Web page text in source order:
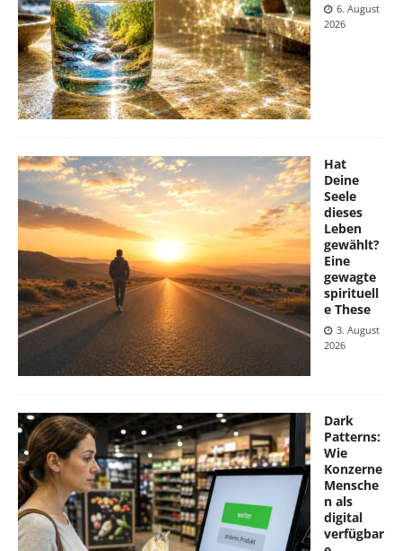
6. August
2026
Hat
Deine
Seele
dieses
Leben
gewählt?
Eine
gewagte
spirituell
e These
3. August
2026
Dark
Patterns:
Wie
Konzerne
Mensche
n als
digital
verfügbar